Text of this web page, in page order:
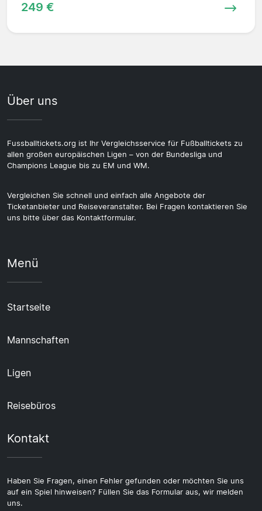
249 €
Über uns
Fussballtickets.org ist Ihr Vergleichsservice für Fußballtickets zu
allen großen europäischen Ligen – von der Bundesliga und
Champions League bis zu EM und WM.
Vergleichen Sie schnell und einfach alle Angebote der
Ticketanbieter und Reiseveranstalter. Bei Fragen kontaktieren Sie
uns bitte über das Kontaktformular.
Menü
Startseite
Mannschaften
Ligen
Reisebüros
Kontakt
Haben Sie Fragen, einen Fehler gefunden oder möchten Sie uns
auf ein Spiel hinweisen? Füllen Sie das Formular aus, wir melden
uns.